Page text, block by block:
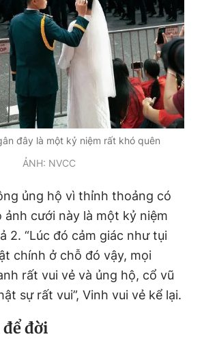
đây là một kỷ niệm rất khó quên
ẢNH: NVCC
ủng hộ vì thỉnh thoảng có
ảnh cưới này là một kỷ niệm
2. “Lúc đó cảm giác như tụi
chính ở chỗ đó vậy, mọi
rất vui vẻ và ủng hộ, cổ vũ
sự rất vui”, Vinh vui vẻ kể lại.
đời